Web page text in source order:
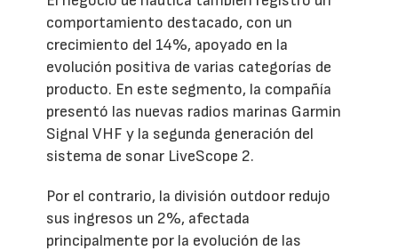
comportamiento destacado, con un
crecimiento del 14%, apoyado en la
evolución positiva de varias categorías de
producto. En este segmento, la compañía
presentó las nuevas radios marinas Garmin
Signal VHF y la segunda generación del
sistema de sonar LiveScope 2.
Por el contrario, la división outdoor redujo
sus ingresos un 2%, afectada
principalmente por la evolución de las